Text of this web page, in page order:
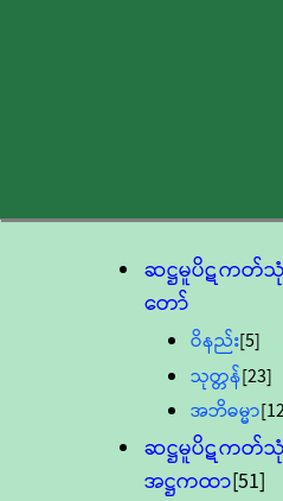
ဆဋ္ဌမူပိဋကတ်သုံ
တော်
ဝိနည်း[5]
သုတ္တန်[23]
အဘိဓမ္မာ
ဆဋ္ဌမူပိဋကတ်သုံ
အဋ္ဌကထာ[51]